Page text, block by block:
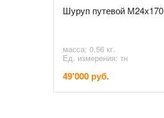
Шуруп путевой М24х170
масса: 0,56 кг.
Ед. измерения: тн
49'000 руб.